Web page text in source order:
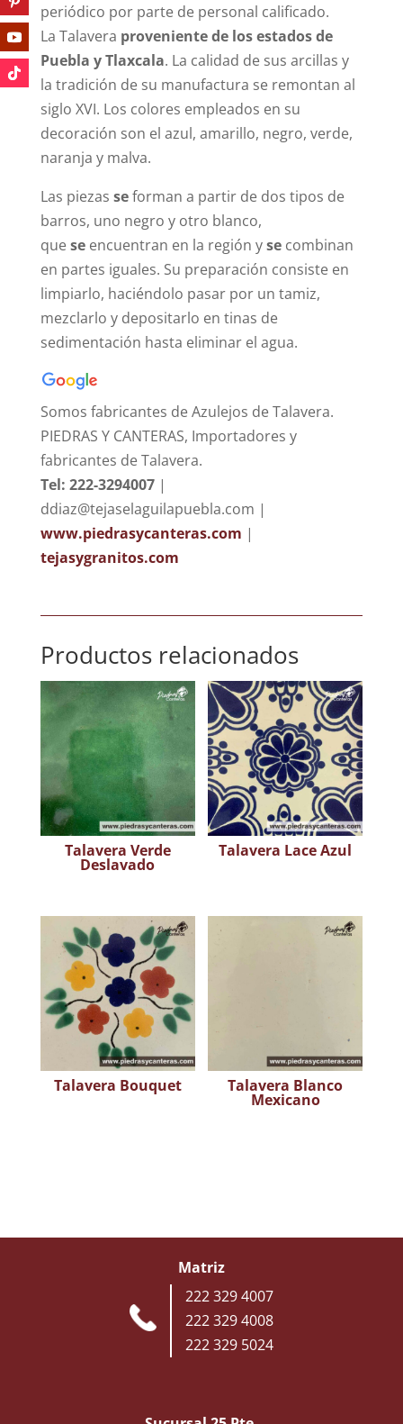
periódico por parte de personal calificado.
La Talavera proveniente de los estados de
Puebla y Tlaxcala. La calidad de sus arcillas y
la tradición de su manufactura se remontan al
siglo XVI. Los colores empleados en su
decoración son el azul, amarillo, negro, verde,
naranja y malva.
Las piezas seforman a partir de dos tipos de
barros, uno negro y otro blanco,
queseencuentran en la región ysecombinan
en partes iguales. Su preparación consiste en
limpiarlo, haciéndolo pasar por un tamiz,
mezclarlo y depositarlo en tinas de
sedimentación hasta eliminar el agua.
Somos fabricantes de Azulejos de Talavera.
PIEDRAS Y CANTERAS, Importadores y
fabricantes de Talavera.
Tel: 222-3294007|
ddiaz@tejaselaguilapuebla.com |
www.piedrasycanteras.com |
tejasygranitos.com
Productos relacionados
Talavera Verde
Deslavado
Talavera Lace Azul
Talavera Bouquet Talavera Blanco
Mexicano
Matriz
222 329 4007
222 329 4008
222 329 5024